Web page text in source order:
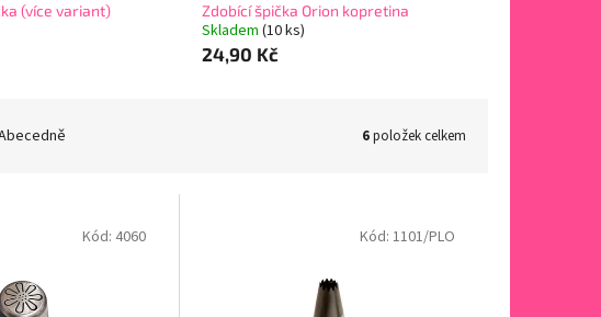
(více variant) Zdobící špička Orion kopretina
Skladem (10 ks)
24,90 Kč
6položek celkem
Kód: 4060 Kód: 1101/PLO